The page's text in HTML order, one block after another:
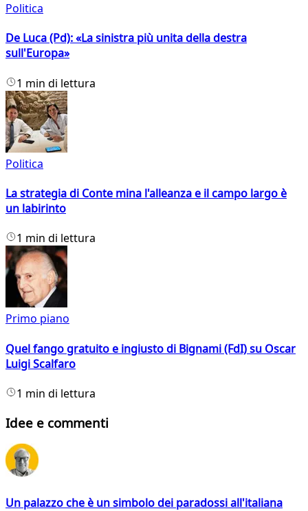
Politica
De Luca (Pd): «La sinistra più unita della destra
sull'Europa»
1 min di lettura
Politica
La strategia di Conte mina l'alleanza e il campo largo è
un labirinto
1 min di lettura
Primo piano
Quel fango gratuito e ingiusto di Bignami (FdI) su Oscar
Luigi Scalfaro
1 min di lettura
Idee e commenti
Un palazzo che è un simbolo dei paradossi all'italiana